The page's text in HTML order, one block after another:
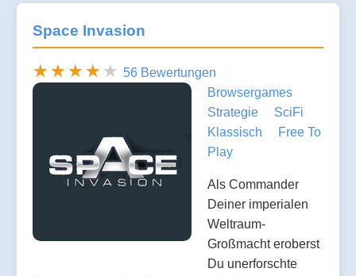
Space Invasion
56 Bewertungen
Browsergames
Strategie
SciFi
Klassisch
Free To
Play
Als Commander
Deiner imperialen
Weltraum-
Großmacht eroberst
Du unerforschte